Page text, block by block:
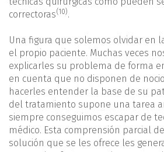
correctoras(10).
Una figura que solemos olvidar en
el propio paciente. Muchas veces
explicarles su problema de forma
en cuenta que no disponen de
hacerles entender la base de su
del tratamiento supone una tarea
siempre conseguimos escapar de
médico. Esta comprensión parcial
solución que se les ofrece les